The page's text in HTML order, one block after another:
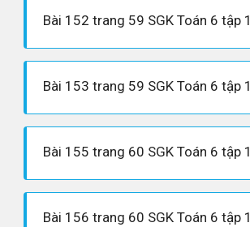
Bài 152 trang 59 SGK Toán 6 tập 1
Bài 153 trang 59 SGK Toán 6 tập 1
Bài 155 trang 60 SGK Toán 6 tập 1
Bài 156 trang 60 SGK Toán 6 tập 1